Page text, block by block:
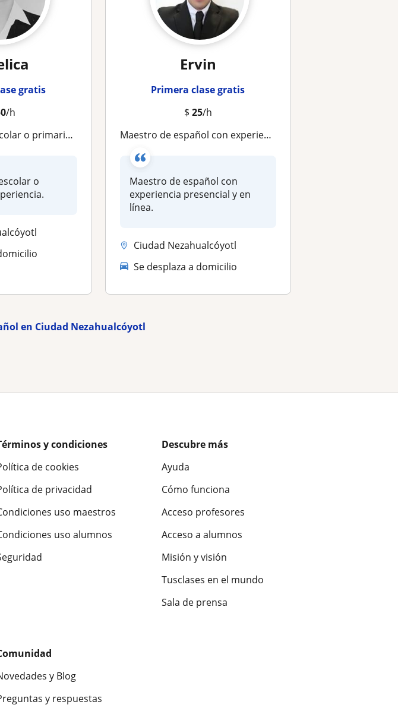
gratis
/h
con experiencia
o
Ervin
Primera clase gratis
$ 25/h
Maestro de español con experiencia presencial y en línea
Maestro de español con
experiencia presencial y en
línea.
Ciudad Nezahualcóyotl
Se desplaza a domicilio
en Ciudad Nezahualcóyotl
y condiciones
de cookies
de privacidad
uso maestros
uso alumnos
Descubre más
Ayuda
Cómo funciona
Acceso profesores
Acceso a alumnos
Misión y visión
Tusclases en el mundo
Sala de prensa
y Blog
y respuestas